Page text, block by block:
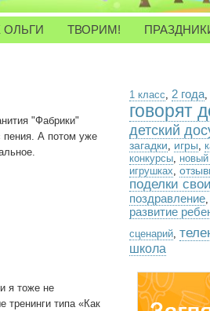
ОЛЬГИ ТВОРИМ!
"Фабрики"
пения. А потом уже
я тоже не
тренинги типа «Как
1 класс,2 года
говорят
детский
загадки, игры,
конкурсы,
игрушках,
поделки
поздравление
развитие
сценарий,
школа